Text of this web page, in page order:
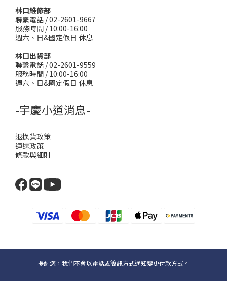
林口維修部
聯繫電話 / 02-2601-9667
服務時間 / 10:00-16:00
週六、日&國定假日 休息
林口出貨部
聯繫電話 / 02-2601-9559
服務時間 / 10:00-16:00
週六、日&國定假日 休息
-宇慶小道消息-
退換貨政策
運送政策
條款與細則
提醒您，我們不會以電話或簡訊方式通知變更付款方式。